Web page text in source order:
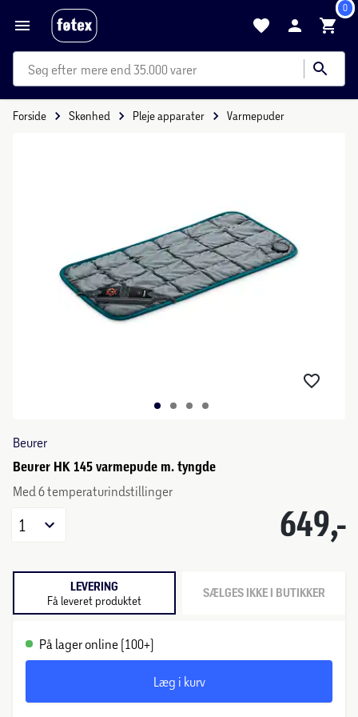
0
mere end 35.000 varer
Forside Skønhed Pleje apparater Varmepuder
Beurer
Beurer HK 145 varmepude m. tyngde
Med 6 temperaturindstillinger
649,-
1
LEVERING
Få leveret produktet SÆLGES IKKE I BUTIKKER
På lager online (100+)
Læg i kurv